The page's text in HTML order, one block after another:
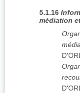
5.1.16
médiation